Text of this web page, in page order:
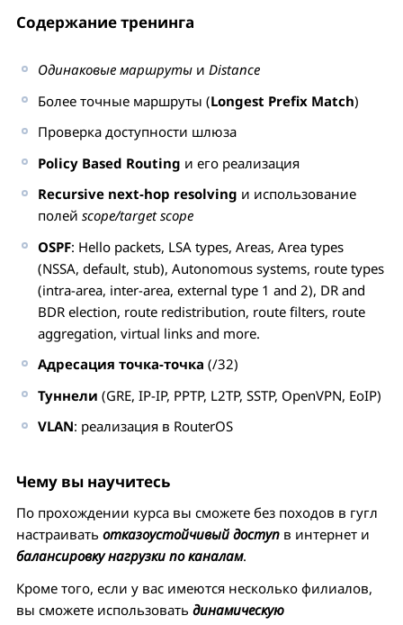
Содержание тренинга
Одинаковые маршруты и Distance
Более точные маршруты (Longest Prefix Match)
Проверка доступности шлюза
Policy Based Routing и его реализация
Recursive next-hop resolving и использование
полей scope/target scope
OSPF: Hello packets, LSA types, Areas, Area types
(NSSA, default, stub), Autonomous systems, route types
(intra-area, inter-area, external type 1 and 2), DR and
BDR election, route redistribution, route filters, route
aggregation, virtual links and more.
Адресация точка-точка (/32)
Туннели (GRE, IP-IP, PPTP, L2TP, SSTP, OpenVPN, EoIP)
VLAN: реализация в RouterOS
Чему вы научитесь
По прохождении курса вы сможете без походов в гугл
настраивать отказоустойчивый доступ в интернет и
балансировку нагрузки по каналам.
Кроме того, если у вас имеются несколько филиалов,
вы сможете использовать динамическую